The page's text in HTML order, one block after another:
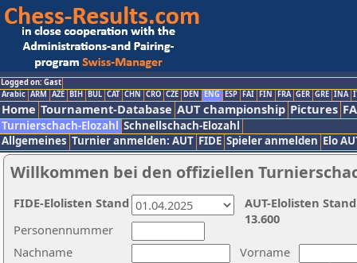
Logged on: Gast
Arabic ARM AZE BIH BUL CAT CHN CRO CZE DEN ENG ESP FAI FIN FRA GER GRE INA
Home Tournament-Database AUT championship Pictures
Turnierschach-Elozahl Schnellschach-Elozahl
Allgemeines Turnier anmelden: AUT FIDE Spieler anmelden Elo
Willkommen bei den offiziellen
Nachname
Vorname
Personennummer
AUT-Elolisten
13.600
FIDE-Elolisten Stand